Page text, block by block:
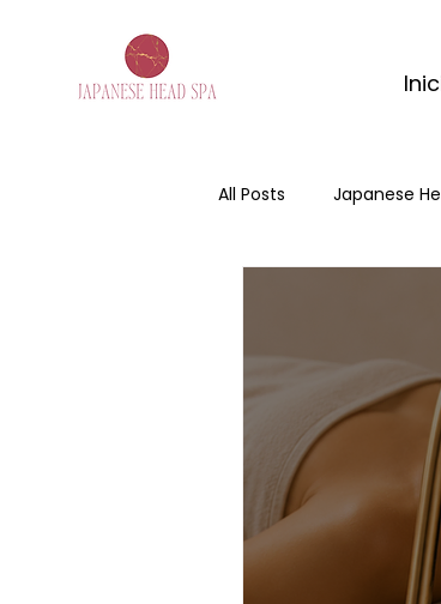
All Posts Japanese
masaje de matcha
ritual corporal
matcha massage